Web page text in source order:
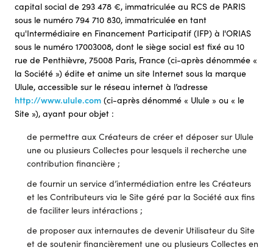
capital social de 293 478 €, immatriculée au RCS de PARIS
sous le numéro 794 710 830, immatriculée en tant
qu'Intermédiaire en Financement Participatif (IFP) à l'ORIAS
sous le numéro 17003008, dont le siège social est fixé au 10
rue de Penthièvre, 75008 Paris, France (ci-après dénommée «
la Société ») édite et anime un site Internet sous la marque
Ulule, accessible sur le réseau internet à l’adresse
http://www.ulule.com (ci-après dénommé « Ulule » ou « le
Site »), ayant pour objet :
de permettre aux Créateurs de créer et déposer sur Ulule
une ou plusieurs Collectes pour lesquels il recherche une
contribution financière ;
de fournir un service d’intermédiation entre les Créateurs
et les Contributeurs via le Site géré par la Société aux fins
de faciliter leurs intéractions ;
de proposer aux internautes de devenir Utilisateur du Site
et de soutenir financièrement une ou plusieurs Collectes en